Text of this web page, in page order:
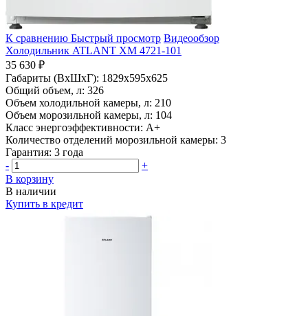
К сравнению Быстрый просмотр Видеообзор
Холодильник ATLANT ХМ 4721-101
35 630 ₽
Габариты (ВхШхГ): 1829x595x625
Общий объем, л: 326
Объем холодильной камеры, л: 210
Объем морозильной камеры, л: 104
Класс энергоэффективности: A+
Количество отделений морозильной камеры: 3
Гарантия: 3 года
-
+
В корзину
В наличии
Купить в кредит